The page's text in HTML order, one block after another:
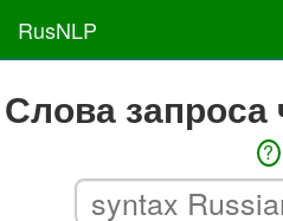
RusNLP
Слова запроса
?